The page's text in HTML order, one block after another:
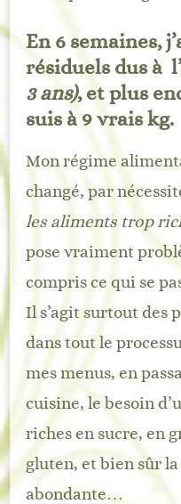
En 6 semaines,
résiduels dus à
3 ans), et plus
suis à 9 vrais kg.
Mon régime
changé, par
les aliments trop
pose vraiment
compris ce qui se
Il s’agit surtout des
dans tout le
mes menus, en
cuisine, le besoin
riches en sucre, en
gluten, et bien sûr
abondante…